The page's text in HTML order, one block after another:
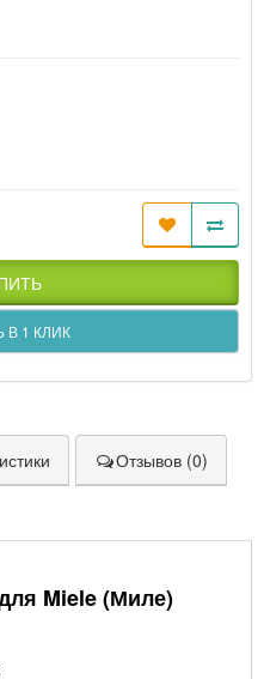
В 1 КЛИК
Отзывов (0)
Miele (Миле)